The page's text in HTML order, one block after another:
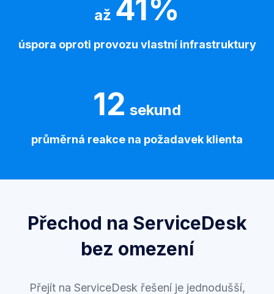
až 41%
úspora oproti provozu vlastní infrastruktury
12 sekund
průměrná reakce na požadavek klienta
Přechod na ServiceDesk
bez omezení
Přejít na ServiceDesk řešení je jednodušší,